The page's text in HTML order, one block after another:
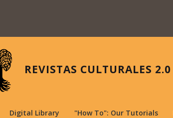
REVISTAS CULTURALES 2.0
Digital Library "How To": Our Tutorials